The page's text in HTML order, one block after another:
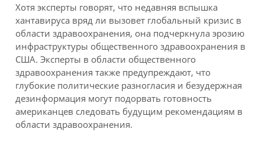
Хотя эксперты говорят, что недавняя вспышка
хантавируса вряд ли вызовет глобальный кризис в
области здравоохранения, она подчеркнула эрозию
инфраструктуры общественного здравоохранения в
США. Эксперты в области общественного
здравоохранения также предупреждают, что
глубокие политические разногласия и безудержная
дезинформация могут подорвать готовность
американцев следовать будущим рекомендациям в
области здравоохранения.